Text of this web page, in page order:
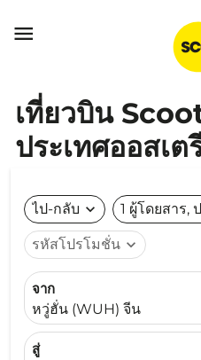

เที่ยวบิน
ประเทศออสเต
ไป-กลับ expand_more 1 ผู้โดยสาร,
รหัสโปรโมชั่น expand_more
จาก
หวู่ฮั่น (WUH) จีน
สู่